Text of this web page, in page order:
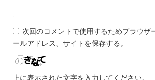
次回のコメントで使用するためブラウザ
ールアドレス、サイトを保存する。
上に表示された文字を入力してください。